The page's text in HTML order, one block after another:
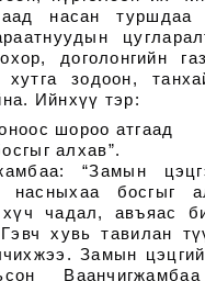
насан туршдаа
доголонгийн
зодоон,
Ийнхүү тэр:
шороо атгаад
алхав”.
“Замын
насныхаа босгыг
чадал, авъяас
хувь тавилан
Замын